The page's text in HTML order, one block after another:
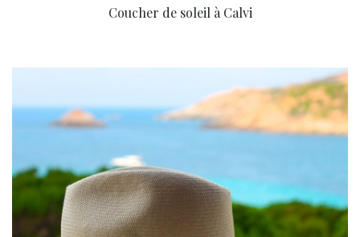
Coucher de soleil à Calvi